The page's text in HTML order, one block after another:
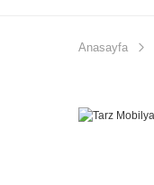
Anasayfa